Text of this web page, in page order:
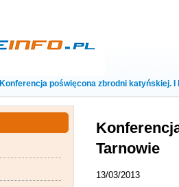
Konferencja poświęcona zbrodni katyńskiej. I
Tarnowie
13/03/2013